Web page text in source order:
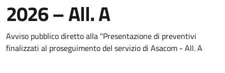
2026 – All. A
Dettagli del documento
Avviso pubblico diretto alla "Presentazione di preventivi
finalizzati al proseguimento del servizio di Asacom - All. A